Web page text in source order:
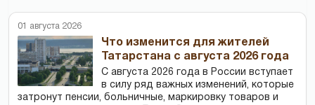
01 августа 2026
Что изменится для жителей
Татарстана с августа 2026 года
С августа 2026 года в России вступает
в силу ряд важных изменений, которые
затронут пенсии, больничные, маркировку товаров и